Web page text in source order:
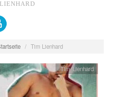
/ Tim Lienhard
Tim Lienhard